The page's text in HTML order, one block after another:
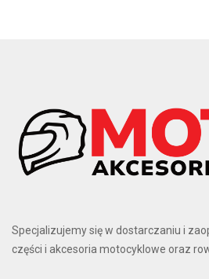
Specjalizujemy się w dostarczaniu i
części i akcesoria motocyklowe oraz